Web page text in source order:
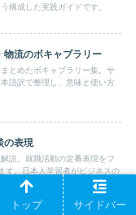
構成した実践ガイドです。
物流のボキャブラリー
とめたボキャブラリー集。サ
語訳で整理し、意味と使い方
の表現
説。就職活動の定番表現をフ
す。日本人学習者がビジネスの
トップ サイドバー